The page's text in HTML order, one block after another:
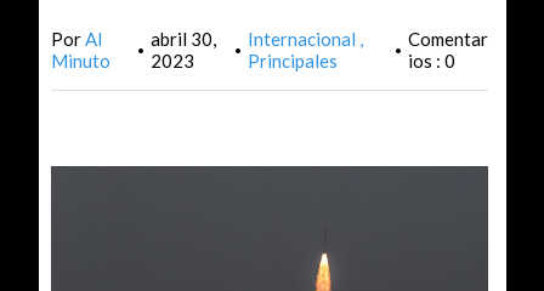
PorAl
Minuto
• abril 30,
2023
• Internacional
Principales
• Comentar
ios : 0